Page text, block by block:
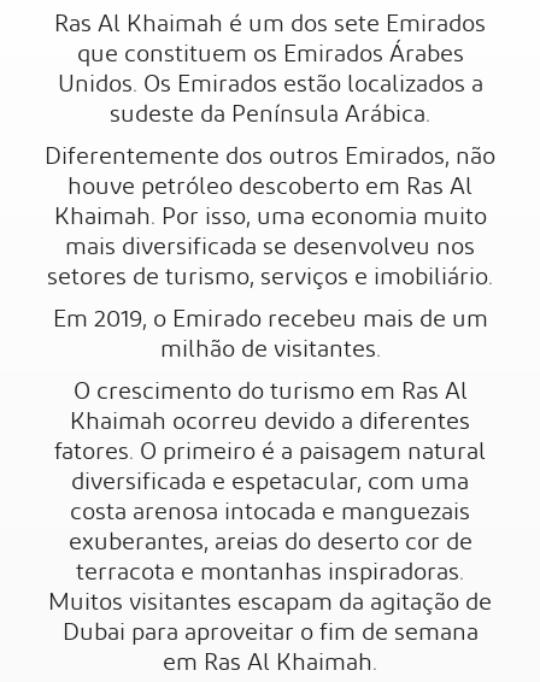
Ras Al Khaimah é um dos sete Emirados
que constituem os Emirados Árabes
Unidos. Os Emirados estão localizados a
sudeste da Península Arábica.
Diferentemente dos outros Emirados, não
houve petróleo descoberto em Ras Al
Khaimah. Por isso, uma economia muito
mais diversificada se desenvolveu nos
setores de turismo, serviços e imobiliário.
Em 2019, o Emirado recebeu mais de um
milhão de visitantes.
O crescimento do turismo em Ras Al
Khaimah ocorreu devido a diferentes
fatores. O primeiro é a paisagem natural
diversificada e espetacular, com uma
costa arenosa intocada e manguezais
exuberantes, areias do deserto cor de
terracota e montanhas inspiradoras.
Muitos visitantes escapam da agitação de
Dubai para aproveitar o fim de semana
em Ras Al Khaimah.